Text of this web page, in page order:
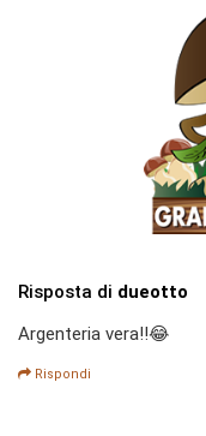
Risposta di dueotto
Argenteria vera!!😂
Rispondi